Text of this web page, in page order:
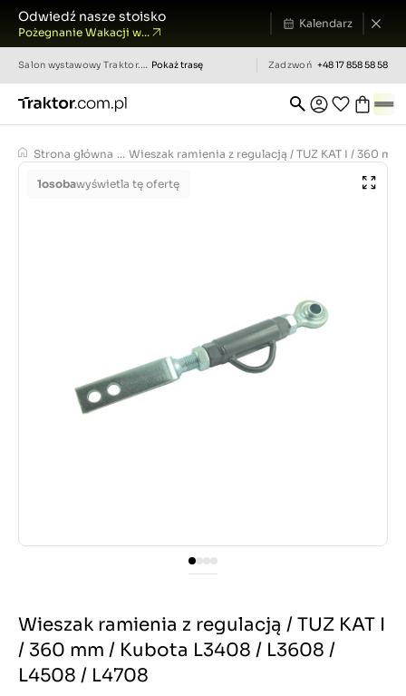
Odwiedź nasze stoisko
Pożegnanie Wakacji w...
Kalendarz
Salon wystawowy Traktor.com.pl Pokaż trasę Zadzwoń +48 17 858 58 58
Strona główna ... Wieszak ramienia z regulacją / TUZ KAT I / 360
1osobawyświetla tę ofertę
Wieszak ramienia z regulacją / TUZ KAT I
/ 360 mm / Kubota L3408 / L3608 /
L4508 / L4708